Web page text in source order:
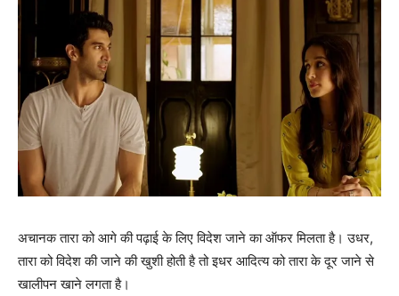
अचानक तारा को आगे की पढ़ाई के लिए विदेश जाने का ऑफर मिलता है। उधर,
तारा को विदेश की जाने की खुशी होती है तो इधर आदित्‍य को तारा के दूर जाने से
खालीपन खाने लगता है।